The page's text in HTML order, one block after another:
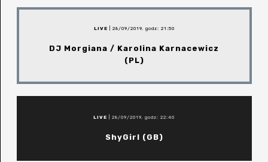
LIVE | 28/09/2019, godz: 21:50
DJ Morgiana / Karolina Karnacewicz
(PL)
LIVE | 28/09/2019, godz: 22:40
ShyGirl (GB)